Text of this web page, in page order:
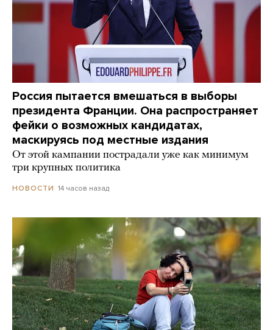
Россия пытается вмешаться в выборы
президента Франции. Она распространяет
фейки о возможных кандидатах,
маскируясь под местные издания
От этой кампании пострадали уже как минимум
три крупных политика
НОВОСТИ 14 часов назад